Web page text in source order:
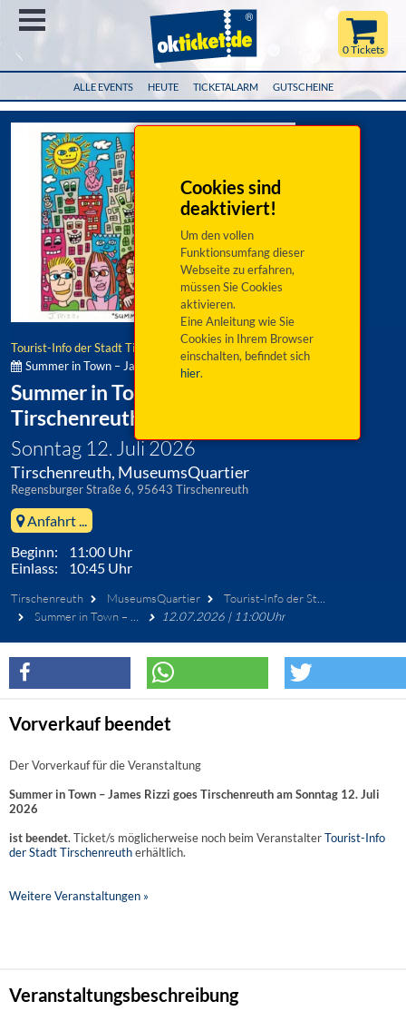
ALLE EVENTS HEUTE TICKETALARM GUTSCHEINE
0 Tickets
Cookies sind
deaktiviert!
Um den vollen
Funktionsumfang dieser
Webseite zu erfahren,
müssen Sie Cookies
aktivieren.
Eine Anleitung wie Sie
Cookies in Ihrem Browser
einschalten, befindet sich
hier.
Tourist-Info der Stadt Tirschenreuth
Summer in Town – James Rizzi goes Tirschenreuth:
Summer in Town – James Rizzi goes
Tirschenreuth
Sonntag 12. Juli 2026
Tirschenreuth, MuseumsQuartier
Regensburger Straße 6, 95643 Tirschenreuth
Anfahrt ...
Beginn: 11:00 Uhr
Einlass: 10:45 Uhr
Tirschenreuth MuseumsQuartier
Tourist-Info der Stadt Tirschenreuth
Summer in Town – James Rizzi goes Tirschenreuth
12.07.2026 | 11:00Uhr
Vorverkauf beendet
Der Vorverkauf für die Veranstaltung
Summer in Town – James Rizzi goes Tirschenreuth am Sonntag 12. Juli
2026
ist beendet. Ticket/s möglicherweise noch beim VeranstalterTourist-Info
der Stadt Tirschenreutherhältlich.
Weitere Veranstaltungen »
Veranstaltungsbeschreibung